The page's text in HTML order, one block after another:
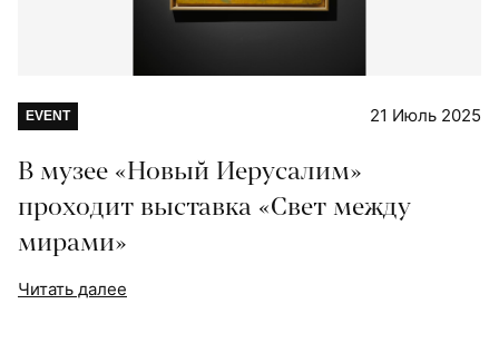
EVENT 21 Июль 2025
В музее «Новый Иерусалим»
проходит выставка «Свет между
мирами»
Читать далее